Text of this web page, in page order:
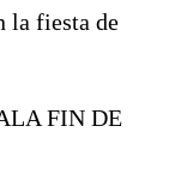
la fiesta de
FIN DE